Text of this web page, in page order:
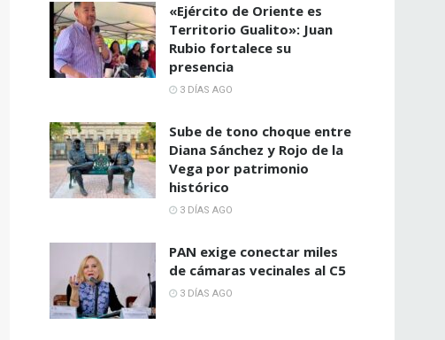
«Ejército de Oriente es
Territorio Gualito»: Juan
Rubio fortalece su
presencia
3 DÍAS AGO
Sube de tono choque entre
Diana Sánchez y Rojo de la
Vega por patrimonio
histórico
3 DÍAS AGO
PAN exige conectar miles
de cámaras vecinales al C5
3 DÍAS AGO